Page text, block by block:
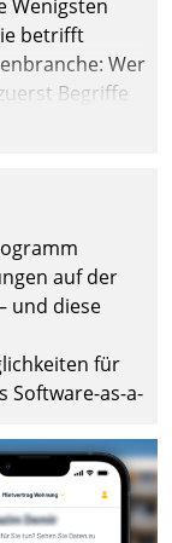
Wenigsten
betrifft
Wer
Begriffe
Allein
ist es nicht
Unternehmen
hinterfragen
auf der
und diese
für
Software-as-a-